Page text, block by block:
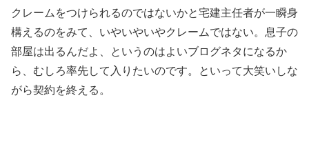
クレームをつけられるのではないかと宅建主任者が一瞬身
構えるのをみて、いやいやいやクレームではない。息子の
部屋は出るんだよ、というのはよいブログネタになるか
ら、むしろ率先して入りたいのです。といって大笑いしな
がら契約を終える。